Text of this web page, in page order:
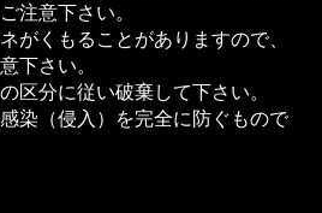
注意下さい。
がくもることがありますので、
下さい。
区分に従い破棄して下さい。
染（侵入）を完全に防ぐもので